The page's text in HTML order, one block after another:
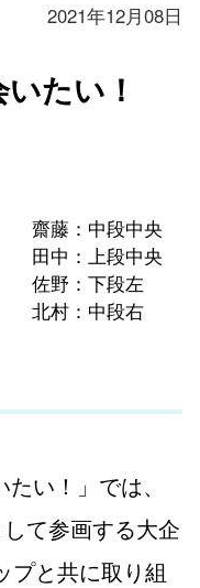
2021年12月08日
たい！
齋藤：中段中央
田中：上段中央
佐野：下段左
北村：中段右
い！」では、
て参画する大企
プと共に取り組